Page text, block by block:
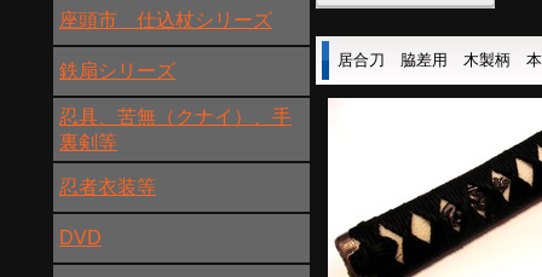
座頭市 仕込杖シリーズ
鉄扇シリーズ
忍具、苦無（クナイ）、手
裏剣等
忍者衣装等
DVD
居合刀 脇差用 木製柄 本